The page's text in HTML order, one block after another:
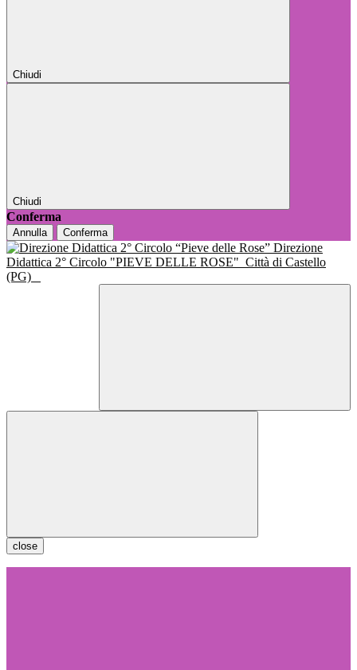
Chiudi
Chiudi
Conferma
Annulla Conferma
Direzione
Didattica 2° Circolo "PIEVE DELLE ROSE" Città di Castello
(PG)
close